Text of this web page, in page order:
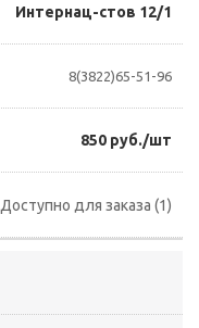
Интернац-стов 12/1
8(3822)65-51-96
850 руб./шт
Доступно для заказа (1)